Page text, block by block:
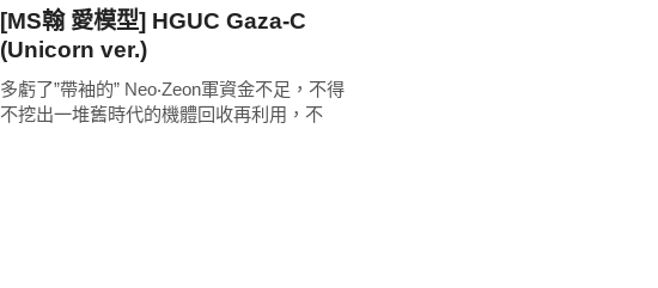
[MS翰 愛模型] HGUC Gaza-C
(Unicorn ver.)
多虧了”帶袖的” Neo‧Zeon軍資金不足，不得
不挖出一堆舊時代的機體回收再利用，不